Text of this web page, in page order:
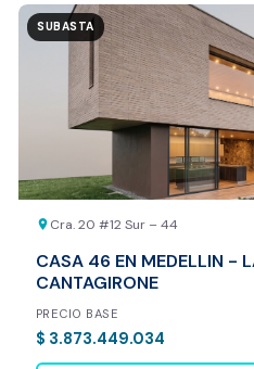
Valor exclusivo para
20.000 COP
REALIZAR
SUBASTA
location_on Cra. 20 #12 Sur – 44
CASA 46 EN MEDELLIN -
CANTAGIRONE
PRECIO BASE
$ 3.873.449.034